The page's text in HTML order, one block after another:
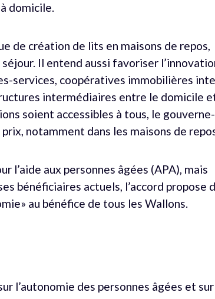
domicile.
de création de lits en maisons de repos,
Il entend aussi favoriser
services, coopératives immobilières
intermédiaires entre le domicile
soient accessibles à tous, le gouverne­
notamment dans les maisons de
l’aide aux personnes âgées (APA), mais
bénéficiaires actuels, l’accord propose
au bénéfice de tous les Wallons.
l’autonomie des personnes âgées et